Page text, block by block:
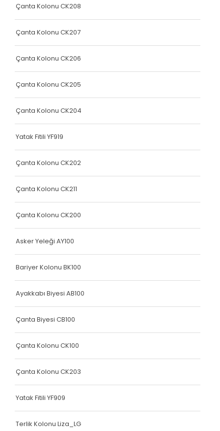
Yatak Fitili
Yatak Fitili
Yatak Fitili
Terlik Kolonu
Hava Kapsülü
Yatak Fitili
Elastik Kolon Siyah Seri
Elastik Kolon Yeşil Seri
Hava Kapsülü
Dokuma Lastiği
Dokuma Lastiği
Dokuma Lastiği
Çanta Kolonu CK208
Çanta Kolonu CK207
Çanta Kolonu CK206
Çanta Kolonu CK205
Çanta Kolonu CK204
Yatak Fitili YF919
Çanta Kolonu CK202
Çanta Kolonu CK211
Çanta Kolonu CK200
Asker Yeleği AY100
Bariyer Kolonu BK100
Ayakkabı Biyesi AB100
Çanta Biyesi CB100
Çanta Kolonu CK100
Çanta Kolonu CK203
Yatak Fitili YF909
Terlik Kolonu Liza_LG